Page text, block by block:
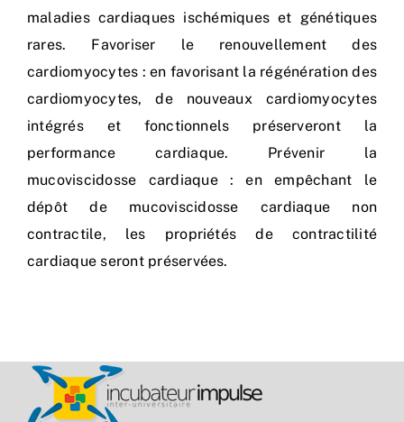
maladies cardiaques ischémiques et génétiques
rares. Favoriser le renouvellement des
cardiomyocytes : en favorisant la régénération des
cardiomyocytes, de nouveaux cardiomyocytes
intégrés et fonctionnels préserveront la
performance cardiaque. Prévenir la
mucoviscidosse cardiaque : en empêchant le
dépôt de mucoviscidosse cardiaque non
contractile, les propriétés de contractilité
cardiaque seront préservées.